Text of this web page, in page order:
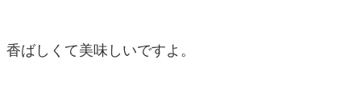
香ばしくて美味しいですよ。